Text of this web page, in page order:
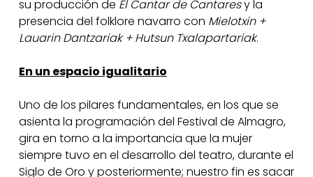
su producción de El Cantar de Cantaresy la
presencia del folklore navarro con Mielotxin +
Lauarin Dantzariak + Hutsun Txalapartariak.
En un espacio igualitario
Uno de los pilares fundamentales, en los que se
asienta la programación del Festival de Almagro,
gira en torno a la importancia que la mujer
siempre tuvo en el desarrollo del teatro, durante el
Siglo de Oro y posteriormente; nuestro fin es sacar